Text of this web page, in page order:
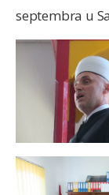
septembra u